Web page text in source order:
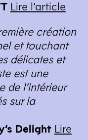
Lire l’article
création
et touchant
délicates et
est une
de l’intérieur
sur la
Delight Lire